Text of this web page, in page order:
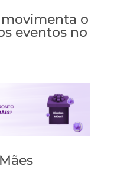
o
eventos no